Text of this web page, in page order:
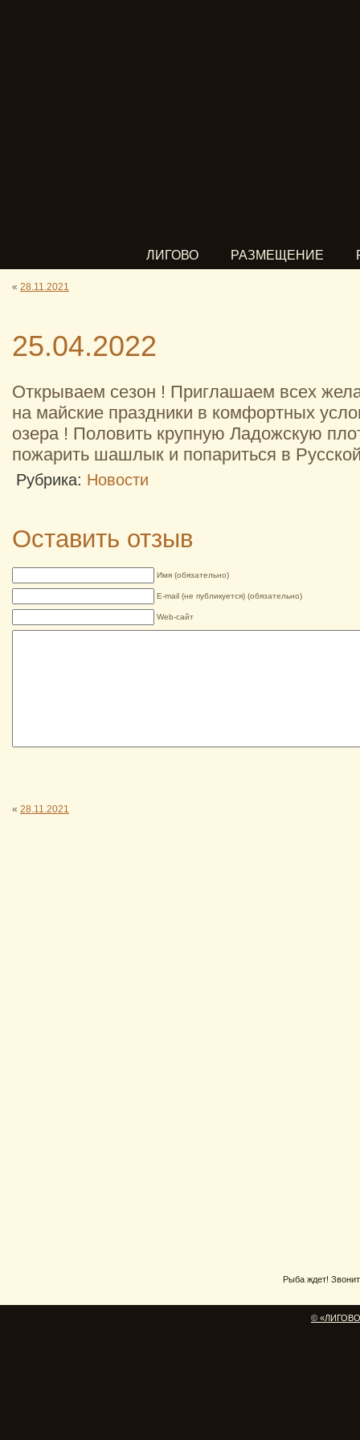
ЛИГОВО РАЗМЕЩЕНИЕ
« 28.11.2021
25.04.2022
Открываем сезон ! Приглашаем всех
на майские праздники в комфортных
озера ! Половить крупную Ладожскую
пожарить шашлык и попариться в
Рубрика: Новости
Оставить отзыв
Имя (обязательно)
E-mail (не публикуется) (обязательно)
Web-сайт
« 28.11.2021
Рыба ждет!
©